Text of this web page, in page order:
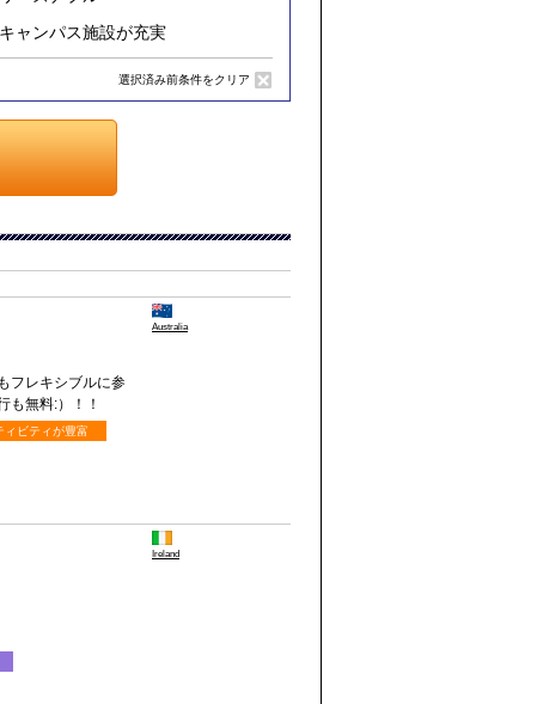
キャンパス施設が充実
選択済み前条件をクリア
フレキシブルに参
も無料:）！！
ィビティが豊富
Australia
Ireland